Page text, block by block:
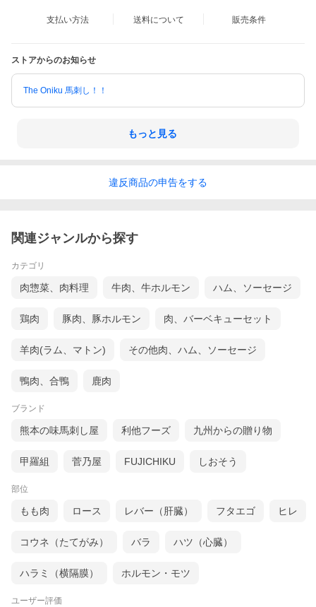
支払い方法 送料について 販売条件
ストアからのお知らせ
The Oniku 馬刺し！！
もっと見る
違反商品の申告をする
関連ジャンルから探す
カテゴリ
肉惣菜、肉料理 牛肉、牛ホルモン ハム、ソーセージ
鶏肉 豚肉、豚ホルモン 肉、バーベキューセット
羊肉(ラム、マトン) その他肉、ハム、ソーセージ
鴨肉、合鴨 鹿肉
ブランド
熊本の味馬刺し屋 利他フーズ 九州からの贈り物
甲羅組 菅乃屋 FUJICHIKU しおそう
部位
もも肉 ロース レバー（肝臓） フタエゴ ヒレ
コウネ（たてがみ） バラ ハツ（心臓）
ハラミ（横隔膜） ホルモン・モツ
ユーザー評価